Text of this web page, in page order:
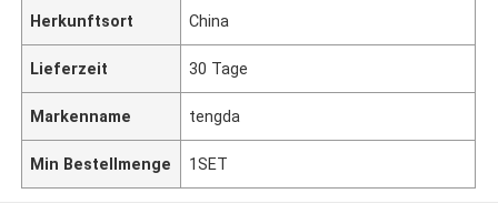
Herkunftsort China
Lieferzeit 30 Tage
Markenname tengda
Min Bestellmenge 1SET